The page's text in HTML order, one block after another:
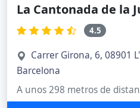
La Cantonada de la
4.5
Carrer Girona, 6, 08901
Barcelona
A unos 298 metros de